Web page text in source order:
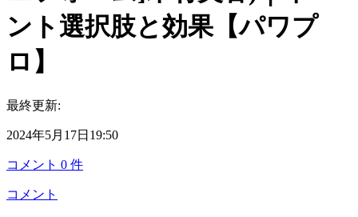
ント選択肢と効果【パワプ
ロ】
最終更新:
2024年5月17日19:50
コメント 0 件
コメント